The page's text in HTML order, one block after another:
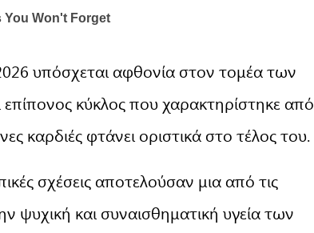
υπόσχεται αφθονία στον τομέα των
επίπονος κύκλος που χαρακτηρίστηκε από
καρδιές φτάνει οριστικά στο τέλος του.
σχέσεις αποτελούσαν μια από τις
ψυχική και συναισθηματική υγεία των